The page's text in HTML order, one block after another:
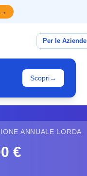
→
Per le Aziende
Scopri→
ANNUALE LORDA
€